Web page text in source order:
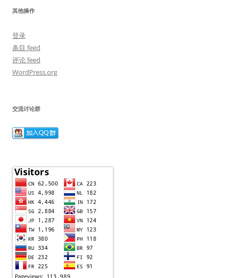
其他操作
登录
条目 feed
评论 feed
WordPress.org
交流讨论群